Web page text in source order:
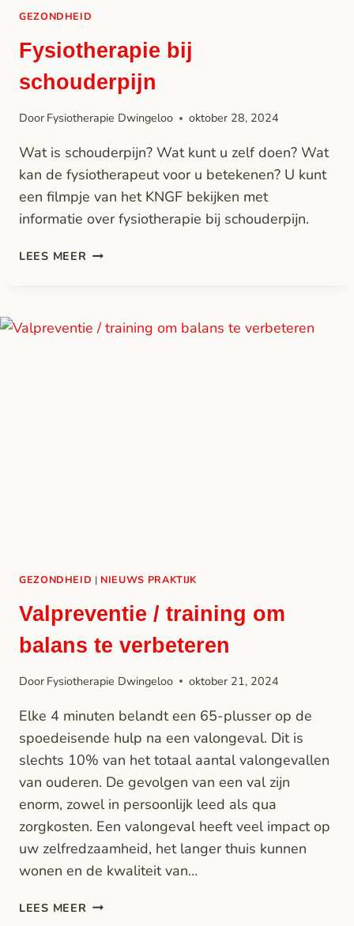
GEZONDHEID
Fysiotherapie bij
schouderpijn
Door Fysiotherapie Dwingeloo oktober 28, 2024
Wat is schouderpijn? Wat kunt u zelf doen? Wat
kan de fysiotherapeut voor u betekenen? U kunt
een filmpje van het KNGF bekijken met
informatie over fysiotherapie bij schouderpijn.
LEES MEER
GEZONDHEID | NIEUWS PRAKTIJK
Valpreventie / training om
balans te verbeteren
Door Fysiotherapie Dwingeloo oktober 21, 2024
Elke 4 minuten belandt een 65-plusser op de
spoedeisende hulp na een valongeval. Dit is
slechts 10% van het totaal aantal valongevallen
van ouderen. De gevolgen van een val zijn
enorm, zowel in persoonlijk leed als qua
zorgkosten. Een valongeval heeft veel impact op
uw zelfredzaamheid, het langer thuis kunnen
wonen en de kwaliteit van…
LEES MEER